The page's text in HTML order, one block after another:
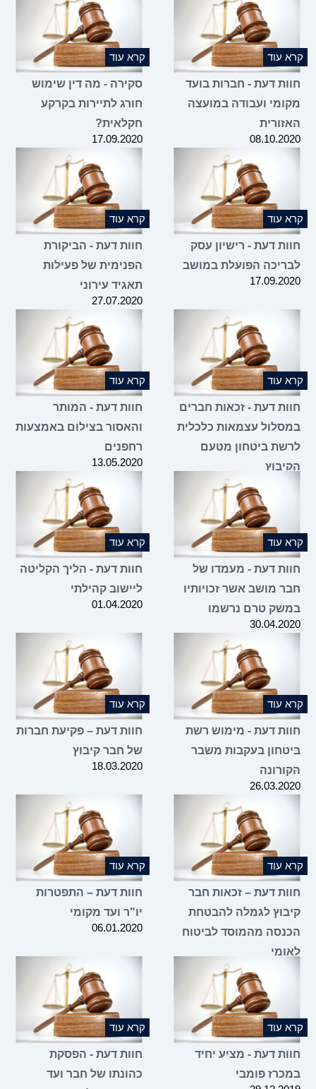
קרא עוד
חוות דעת - חברות בועד
מקומי ועבודה במועצה
האזורית
08.10.2020
קרא עוד
סקירה - מה דין שימוש
חורג לתיירות בקרקע
חקלאית?
17.09.2020
קרא עוד
חוות דעת - רישיון עסק
לבריכה הפועלת במושב
17.09.2020
קרא עוד
חוות דעת - הביקורת
הפנימית של פעילות
תאגיד עירוני
27.07.2020
קרא עוד
חוות דעת - זכאות חברים
במסלול עצמאות כלכלית
לרשת ביטחון מטעם
הקיבוץ
קרא עוד
חוות דעת - המותר
והאסור בצילום באמצעות
רחפנים
13.05.2020
קרא עוד
חוות דעת - מעמדו של
חבר מושב אשר זכויותיו
במשק טרם נרשמו
30.04.2020
קרא עוד
חוות דעת - הליך הקליטה
ליישוב קהילתי
01.04.2020
קרא עוד
חוות דעת - מימוש רשת
ביטחון בעקבות משבר
הקורונה
26.03.2020
קרא עוד
חוות דעת – פקיעת חברות
של חבר קיבוץ
18.03.2020
קרא עוד
חוות דעת – זכאות חבר
קיבוץ לגמלה להבטחת
הכנסה מהמוסד לביטוח
לאומי
קרא עוד
חוות דעת – התפטרות
יו"ר ועד מקומי
06.01.2020
קרא עוד
חוות דעת - מציע יחיד
במכרז פומבי
קרא עוד
חוות דעת - הפסקת
כהונתו של חבר ועד